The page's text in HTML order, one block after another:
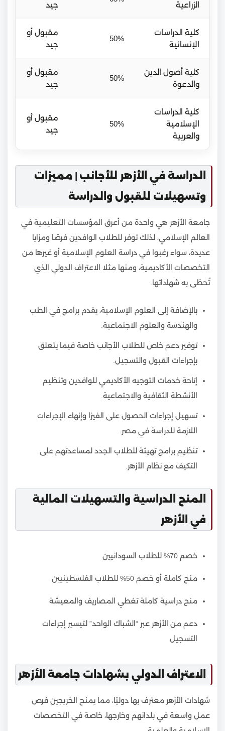
الزراعية جيد
كلية الدراسات
الإنسانية
50%
مقبول أو
جيد
كلية أصول الدين
والدعوة
50%
مقبول أو
جيد
كلية الدراسات
الإسلامية
والعربية
50%
مقبول أو
جيد
الدراسة في الأزهر للأجانب | مميزات
وتسهيلات للقبول والدراسة
جامعة الأزهر هي واحدة من أعرق المؤسسات التعليمية في
العالم الإسلامي، لذلك توفر للطلاب الوافدين فرصًا ومزايا
عديدة، سواء رغبوا في دراسة العلوم الإسلامية أو غيرها من
التخصصات الأكاديمية، ومنها مثلا الاعتراف الدولي الذي
تُحظى به شهاداتها.
بالإضافة إلى العلوم الإسلامية، يقدم برامج في الطب
والهندسة والعلوم الاجتماعية.
توفير دعم خاص للطلاب الأجانب خاصة فيما يتعلق
بإجراءات القبول والتسجيل.
إتاحة خدمات التوجيه الأكاديمي للوافدين وتنظيم
الأنشطة الثقافية والاجتماعية.
تسهيل إجراءات الحصول على الفيزا وإنهاء الإجراءات
اللازمة للدراسة في مصر.
تنظيم برامج تهيئة للطلاب الجدد لمساعدتهم على
التكيف مع نظام الأزهر.
المنح الدراسية والتسهيلات المالية
في الأزهر
خصم 70% للطلاب السودانيين
منح كاملة أو خصم 50% للطلاب الفلسطينيين
منح دراسية كاملة تغطي المصاريف والمعيشة
دعم من الأزهر عبر “الشباك الواحد” لتيسير إجراءات
التسجيل
الاعتراف الدولي بشهادات جامعة الأزهر
شهادات الأزهر معترف بها دوليًا، مما يمنح الخريجين فرص
عمل واسعة في بلدانهم وخارجها، خاصة في التخصصات